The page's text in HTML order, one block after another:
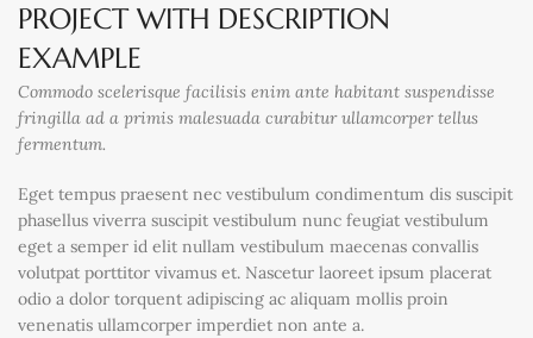
PROJECT WITH DESCRIPTION
EXAMPLE
Commodo scelerisque facilisis enim ante habitant suspendisse
fringilla ad a primis malesuada curabitur ullamcorper tellus
fermentum.
Eget tempus praesent nec vestibulum condimentum dis suscipit
phasellus viverra suscipit vestibulum nunc feugiat vestibulum
eget a semper id elit nullam vestibulum maecenas convallis
volutpat porttitor vivamus et. Nascetur laoreet ipsum placerat
odio a dolor torquent adipiscing ac aliquam mollis proin
venenatis ullamcorper imperdiet non ante a.